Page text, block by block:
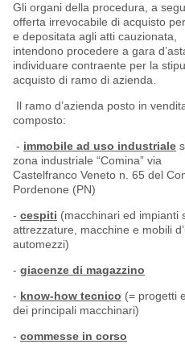
Gli organi della procedura, a
offerta irrevocabile di acquisto
e depositata agli atti cauzionata,
intendono procedere a gara
individuare contraente per la
acquisto di ramo di azienda.
Il ramo d’azienda posto in
composto:
- immobile ad uso industriale
zona industriale “Comina” via
Castelfranco Veneto n. 65 del
Pordenone (PN)
- cespiti (macchinari ed impianti
attrezzature, macchine e mobili
automezzi)
- giacenze di magazzino
- know-how tecnico (= progetti
dei principali macchinari)
- commesse in corso